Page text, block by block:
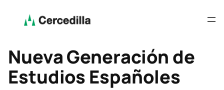
Nueva Generación de
Estudios Españoles